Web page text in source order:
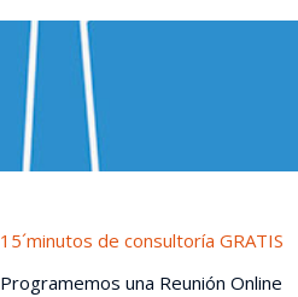
15´minutos de consultoría GRATIS
Programemos una Reunión Online